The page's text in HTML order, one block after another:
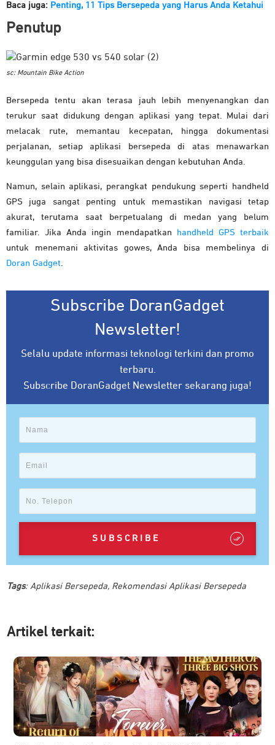
Baca juga: Penting, 11 Tips Bersepeda yang Harus Anda Ketahui
Penutup
sc: Mountain Bike Action
Bersepeda tentu akan terasa jauh lebih menyenangkan dan
terukur saat didukung dengan aplikasi yang tepat. Mulai dari
melacak rute, memantau kecepatan, hingga dokumentasi
perjalanan, setiap aplikasi bersepeda di atas menawarkan
keunggulan yang bisa disesuaikan dengan kebutuhan Anda.
Namun, selain aplikasi, perangkat pendukung seperti handheld
GPS juga sangat penting untuk memastikan navigasi tetap
akurat, terutama saat berpetualang di medan yang belum
familiar. Jika Anda ingin mendapatkan
handheld GPS terbaik
untuk menemani aktivitas gowes, Anda bisa membelinya di
Doran Gadget.
Subscribe DoranGadget
Newsletter!
Selalu update informasi teknologi terkini dan promo
terbaru.
Subscribe DoranGadget Newsletter sekarang juga!
SUBSCRIBE
Tags: Aplikasi Bersepeda, Rekomendasi Aplikasi Bersepeda
Artikel terkait: